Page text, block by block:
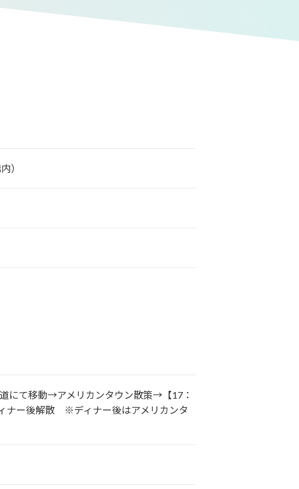
）
にて移動→アメリカンタウン散策→【17：
ナー後解散 ※ディナー後はアメリカンタ